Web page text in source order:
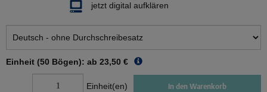
jetzt digital aufklären
Einheit (50 Bögen): ab 23,50 €
Einheit(en) In den Warenkorb